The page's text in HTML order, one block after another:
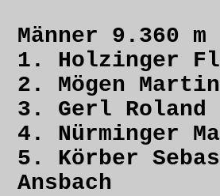
Männer 9.360 m
1. Holzinger
2. Mögen
3. Gerl
4. Nürminger
5. Körber
Ansbach